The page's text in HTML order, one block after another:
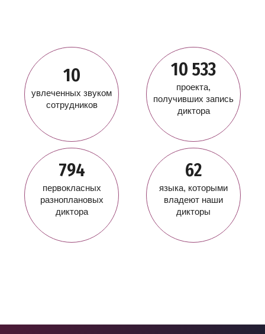
10
увлеченных звуком
сотрудников
10 533
проекта,
получивших запись
диктора
794
первокласных
разноплановых
диктора
62
языка, которыми
владеют наши
дикторы